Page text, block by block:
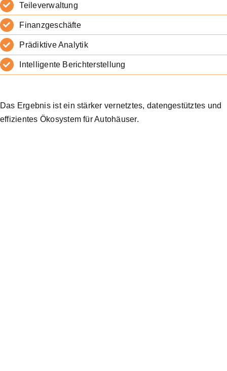
Teileverwaltung
Finanzgeschäfte
Prädiktive Analytik
Intelligente Berichterstellung
Das Ergebnis ist ein stärker vernetztes, datengestütztes und
effizientes Ökosystem für Autohäuser.